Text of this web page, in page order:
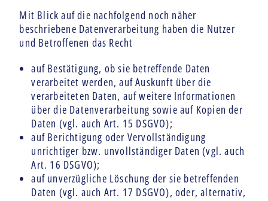
Mit Blick auf die nachfolgend noch näher
beschriebene Datenverarbeitung haben die Nutzer
und Betroffenen das Recht
auf Bestätigung, ob sie betreffende Daten
verarbeitet werden, auf Auskunft über die
verarbeiteten Daten, auf weitere Informationen
über die Datenverarbeitung sowie auf Kopien der
Daten (vgl. auch Art. 15 DSGVO);
auf Berichtigung oder Vervollständigung
unrichtiger bzw. unvollständiger Daten (vgl. auch
Art. 16 DSGVO);
auf unverzügliche Löschung der sie betreffenden
Daten (vgl. auch Art. 17 DSGVO), oder, alternativ,